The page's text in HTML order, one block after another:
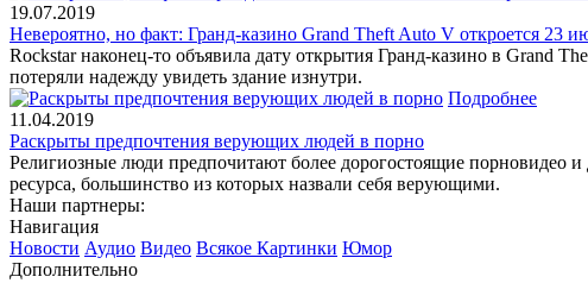
19.07.2019
Невероятно, но факт: Гранд-казино Grand Theft Auto V откроется 23
Rockstar наконец-то объявила дату открытия Гранд-казино в Grand
потеряли надежду увидеть здание изнутри.
Подробнее
11.04.2019
Раскрыты предпочтения верующих людей в порно
Религиозные люди предпочитают более дорогостоящие порновидео
ресурса, большинство из которых назвали себя верующими.
Наши партнеры:
Навигация
Новости Аудио Видео Всякое Картинки Юмор
Дополнительно